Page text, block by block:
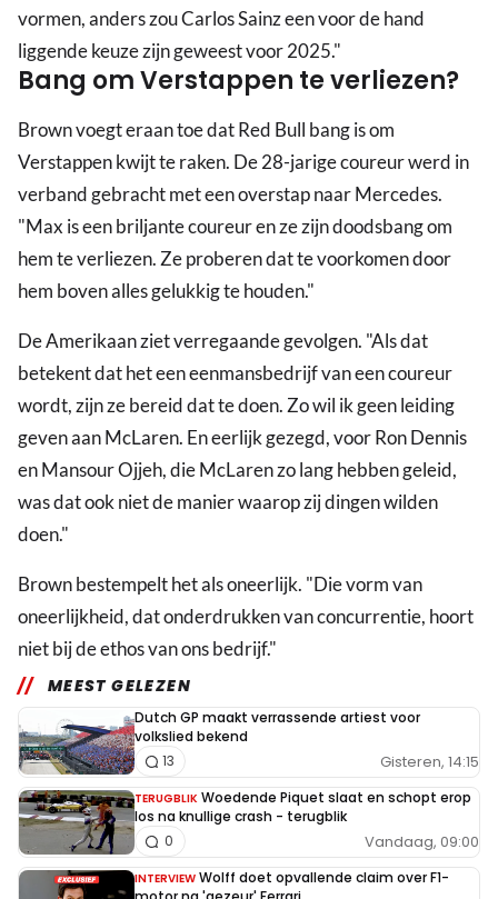
vormen, anders zou Carlos Sainz een voor de hand
liggende keuze zijn geweest voor 2025."
Bang om Verstappen te verliezen?
Brown voegt eraan toe dat Red Bull bang is om
Verstappen kwijt te raken. De 28-jarige coureur werd in
verband gebracht met een overstap naar Mercedes.
"Max is een briljante coureur en ze zijn doodsbang om
hem te verliezen. Ze proberen dat te voorkomen door
hem boven alles gelukkig te houden."
De Amerikaan ziet verregaande gevolgen. "Als dat
betekent dat het een eenmansbedrijf van een coureur
wordt, zijn ze bereid dat te doen. Zo wil ik geen leiding
geven aan McLaren. En eerlijk gezegd, voor Ron Dennis
en Mansour Ojjeh, die McLaren zo lang hebben geleid,
was dat ook niet de manier waarop zij dingen wilden
doen."
Brown bestempelt het als oneerlijk. "Die vorm van
oneerlijkheid, dat onderdrukken van concurrentie, hoort
niet bij de ethos van ons bedrijf."
MEEST GELEZEN
Dutch GP maakt verrassende artiest voor
volkslied bekend
Gisteren, 14:15
13
TERUGBLIK Woedende Piquet slaat en schopt erop
los na knullige crash - terugblik
Vandaag, 09:00
0
INTERVIEW Wolff doet opvallende claim over F1-